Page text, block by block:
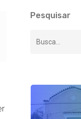
Pesquisar